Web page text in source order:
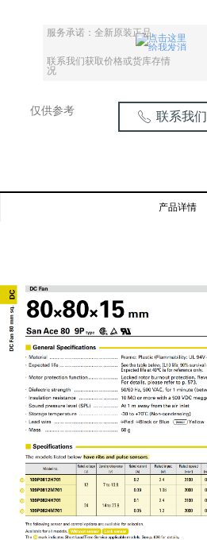
服务承诺：全新原装正品。
联系我们获取价格或货库存情
况
产品详情
ꂅ 联系我们
仅供参考